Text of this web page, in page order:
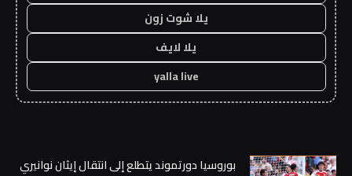
يلا شوت زون
يلا لايف
yalla live
بوروسيا دورتموند يتطلع إلى انتقال إيثان نوانيري